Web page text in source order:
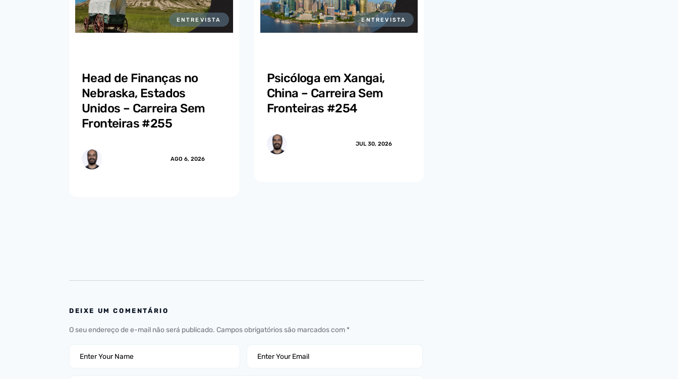
ENTREVISTA
Head de Finanças no
Nebraska, Estados
Unidos – Carreira Sem
Fronteiras #255
AGO 6, 2026
ENTREVISTA
Psicóloga em Xangai,
China – Carreira Sem
Fronteiras #254
JUL 30, 2026
DEIXE UM COMENTÁRIO
O seu endereço de e-mail não será publicado. Campos obrigatórios são marcados com *